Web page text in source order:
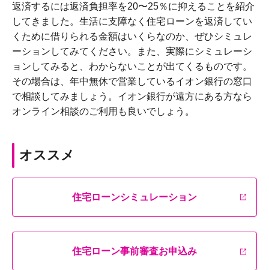
返済するには返済負担率を20〜25％に抑えることを紹介
してきました。生活に支障なく住宅ローンを返済してい
くために借りられる金額はいくらなのか、ぜひシミュレ
ーションしてみてください。また、実際にシミュレーシ
ョンしてみると、わからないことが出てくるものです。
その場合は、年中無休で営業しているイオン銀行の窓口
で相談してみましょう。イオン銀行が遠方にある方なら
オンライン相談のご利用も良いでしょう。
オススメ
住宅ローンシミュレーション
住宅ローン事前審査お申込み